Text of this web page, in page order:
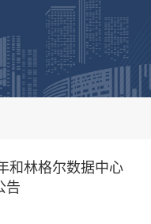
和林格尔数据中心
告